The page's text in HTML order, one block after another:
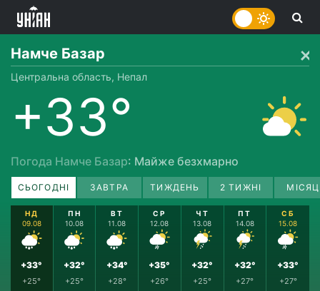
Намче Базар
Центральна область, Непал
+33°
Погода Намче Базар: Майже безхмарно
СЬОГОДНІ ЗАВТРА ТИЖДЕНЬ 2 ТИЖНІ
НД
09.08
+33°
+25°
ПН
10.08
+32°
+25°
ВТ
11.08
+34°
+28°
СР
12.08
+35°
+26°
ЧТ
13.08
+32°
+25°
ПТ
14.08
+32°
+27°
СБ
15.08
+33°
+27°